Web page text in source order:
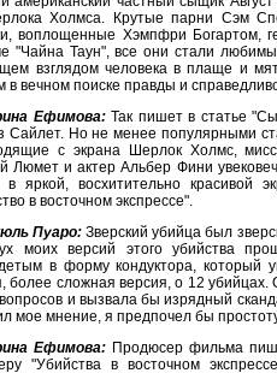
Холмса. Крутые парни Сэм
воплощенные Хэмпфри Богартом,
"Чайна Таун", все они стали
взглядом человека в плаще и
в вечном поиске правды и
Ефимова:Так пишет в статье
Сайлет. Но не менее популярными
с экрана Шерлок Холмс,
Люмет и актер Альбер Фини
в яркой, восхитительно красивой
в восточном экспрессе".
Пуаро: Зверский убийца был
моих версий этого убийства
в форму кондуктора, который
более сложная версия, о 12
и вызвала бы изрядный
мое мнение, я предпочел бы
Ефимова: Продюсер фильма
"Убийства в восточном